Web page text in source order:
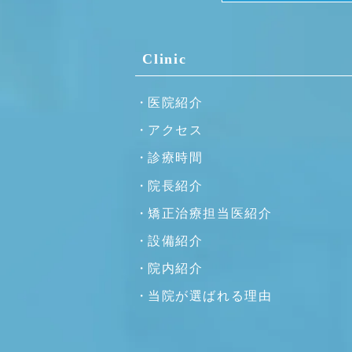
Clinic
医院紹介
アクセス
診療時間
院長紹介
矯正治療担当医紹介
設備紹介
院内紹介
当院が選ばれる理由